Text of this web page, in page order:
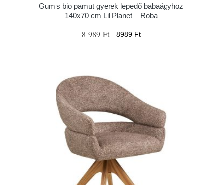
Gumis bio pamut gyerek lepedő babaágyhoz
140x70 cm Lil Planet – Roba
8 989 Ft 8989 Ft